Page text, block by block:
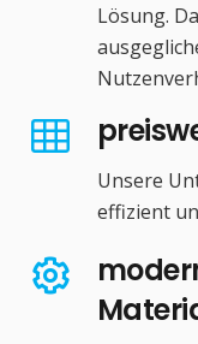
Lösung.
Unsere
effizient